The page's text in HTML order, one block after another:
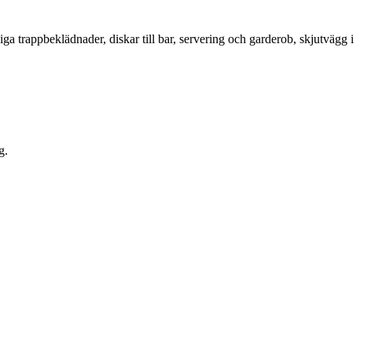
trappbeklädnader, diskar till bar, servering och garderob, skjutvägg i